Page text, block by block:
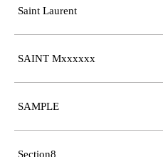
Saint Laurent
SAINT Mxxxxxx
SAMPLE
Section8